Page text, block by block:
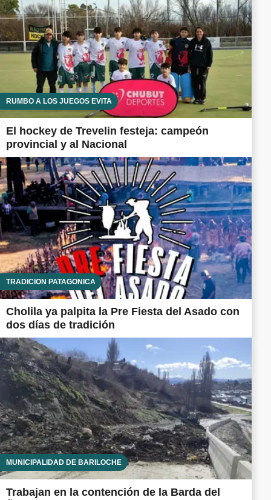
RUMBO A LOS JUEGOS EVITA
El hockey de Trevelin festeja: campeón
provincial y al Nacional
TRADICIÓN PATAGÓNICA
Cholila ya palpita la Pre Fiesta del Asado con
dos días de tradición
MUNICIPALIDAD DE BARILOCHE
Trabajan en la contención de la Barda del